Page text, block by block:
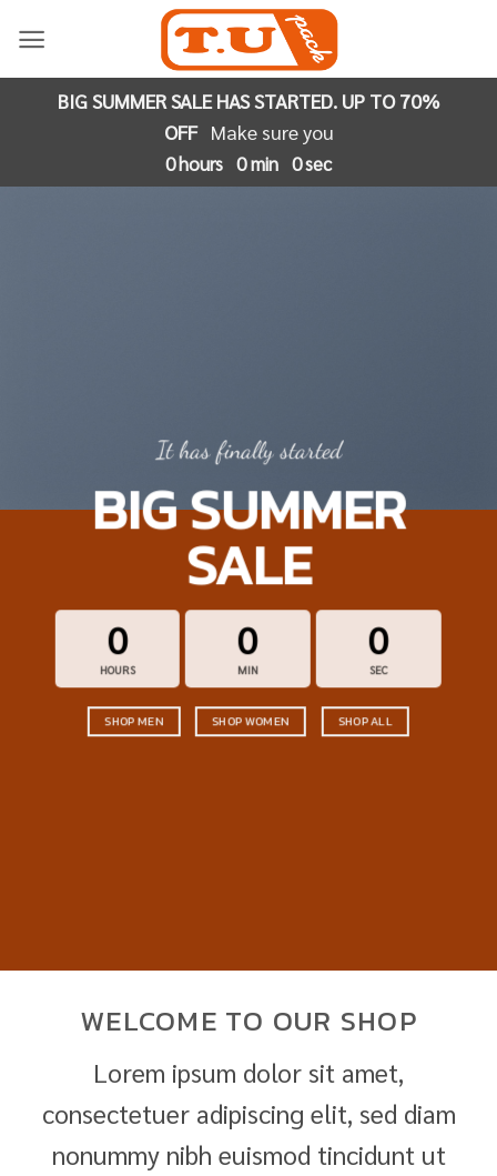
content
BIG SUMMER SALE HAS STARTED. UP TO 70%
OFF Make sure you
0hours 0min 0sec
It has finally started
BIG SUMMER
SALE
0
HOURS
0
MIN
0
SEC
SHOP MEN SHOP WOMEN SHOP ALL
WELCOME TO OUR SHOP
Lorem ipsum dolor sit amet,
consectetuer adipiscing elit, sed diam
nonummy nibh euismod tincidunt ut